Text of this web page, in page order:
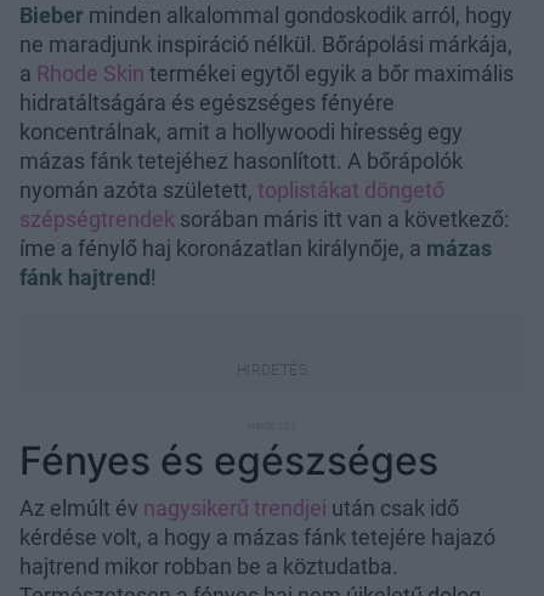
Bieber minden alkalommal gondoskodik arról, hogy
ne maradjunk inspiráció nélkül. Bőrápolási márkája,
a Rhode Skin termékei egytől egyik a bőr maximális
hidratáltságára és egészséges fényére
koncentrálnak, amit a hollywoodi híresség egy
mázas fánk tetejéhez hasonlított. A bőrápolók
nyomán azóta született, toplistákat döngető
szépségtrendek sorában máris itt van a következő:
íme a fénylő haj koronázatlan királynője, a mázas
fánk hajtrend!
Fényes és egészséges
Az elmúlt év nagysikerű trendjei után csak idő
kérdése volt, a hogy a mázas fánk tetejére hajazó
hajtrend mikor robban be a köztudatba.